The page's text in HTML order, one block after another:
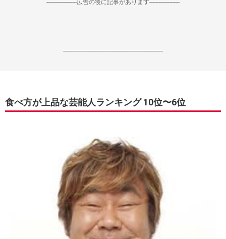
--------------------広告の後に記事があります--------------------
------------------------------------------------------------------
食べ方が上品な芸能人ランキング 10位〜6位